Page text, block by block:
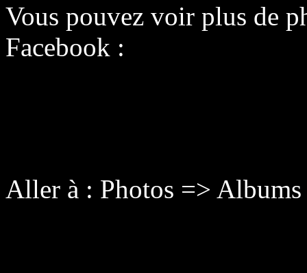
Vous pouvez voir plus de
Facebook :
Aller à : Photos =>